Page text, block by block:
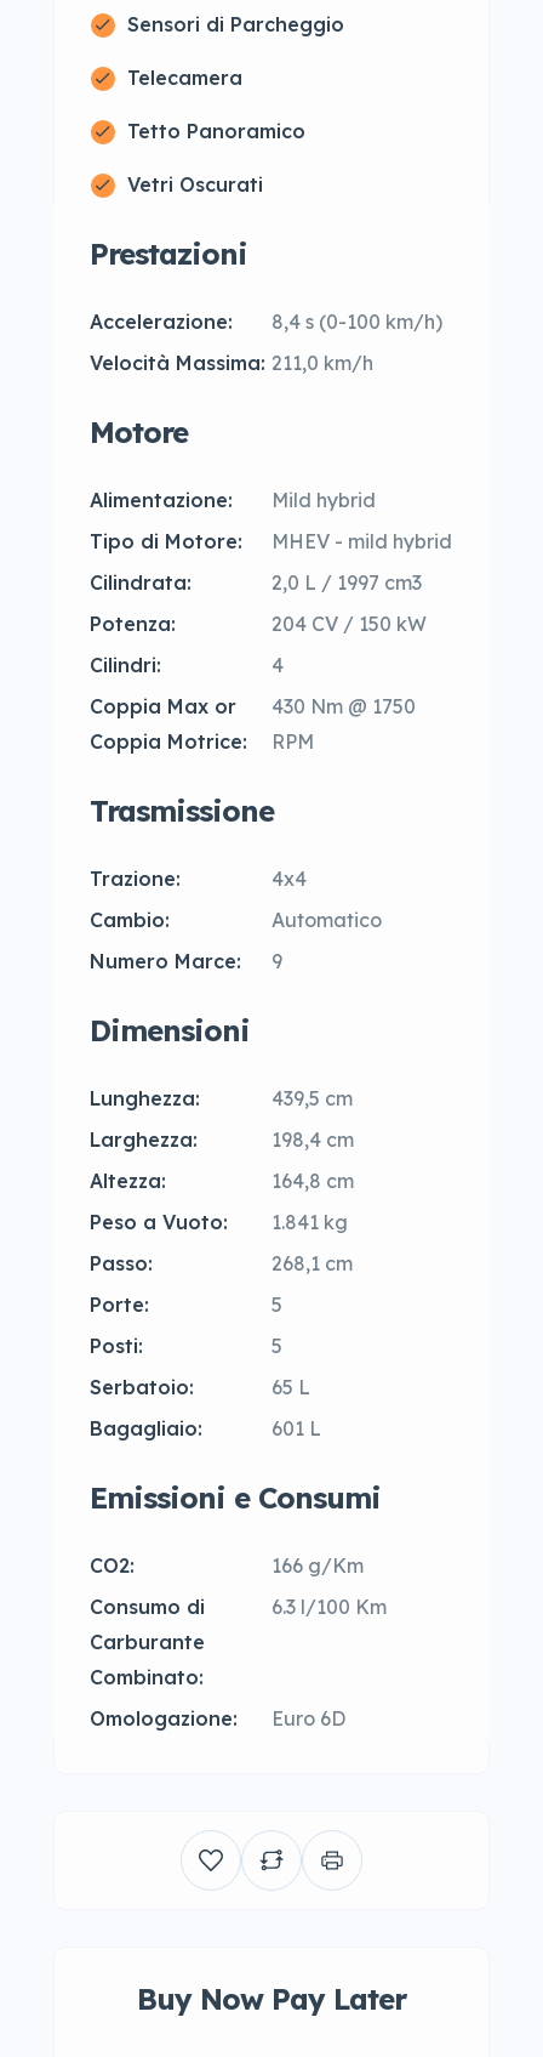
Sensori di Parcheggio
Telecamera
Tetto Panoramico
Vetri Oscurati
Prestazioni
Accelerazione:
8,4 s (0-100 km/h)
Velocità Massima: 211,0 km/h
Motore
Alimentazione:
Mild hybrid
Tipo di Motore:
MHEV - mild hybrid
Cilindrata:
2,0 L / 1997 cm3
Potenza:
204 CV / 150 kW
Cilindri:
4
Coppia Max or
Coppia Motrice:
430 Nm @ 1750
RPM
Trasmissione
Trazione:
4x4
Cambio:
Automatico
Numero Marce:
9
Dimensioni
Lunghezza:
439,5 cm
Larghezza:
198,4 cm
Altezza:
164,8 cm
Peso a Vuoto:
1.841 kg
Passo:
268,1 cm
Porte:
5
Posti:
5
Serbatoio:
65 L
Bagagliaio:
601 L
Emissioni e Consumi
CO2:
166 g/Km
Consumo di
Carburante
Combinato:
6.3 l/100 Km
Omologazione: Euro 6D
Buy Now Pay Later